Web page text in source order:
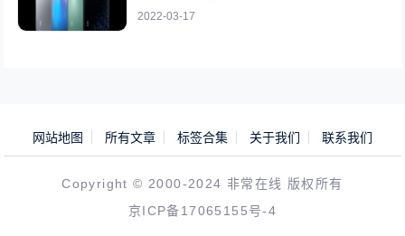
2022-03-17
网站地图 所有文章 标签合集 关于我们 联系我们
Copyright © 2000-2024 非常在线 版权所有
京ICP备17065155号-4